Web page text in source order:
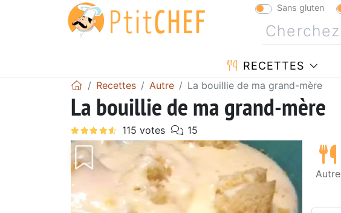
Sans gluten
RECETTES
Recettes Autre La bouillie de ma grand-mère
La bouillie de ma grand-mère
Autre